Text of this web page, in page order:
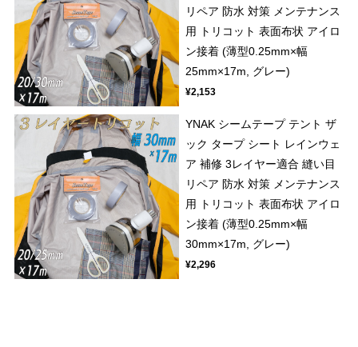
リペア 防水 対策 メンテナンス
用 トリコット 表面布状 アイロ
ン接着 (薄型0.25mm×幅
25mm×17m, グレー)
¥2,153
YNAK シームテープ テント ザ
ック タープ シート レインウェ
ア 補修 3レイヤー適合 縫い目
リペア 防水 対策 メンテナンス
用 トリコット 表面布状 アイロ
ン接着 (薄型0.25mm×幅
30mm×17m, グレー)
¥2,296